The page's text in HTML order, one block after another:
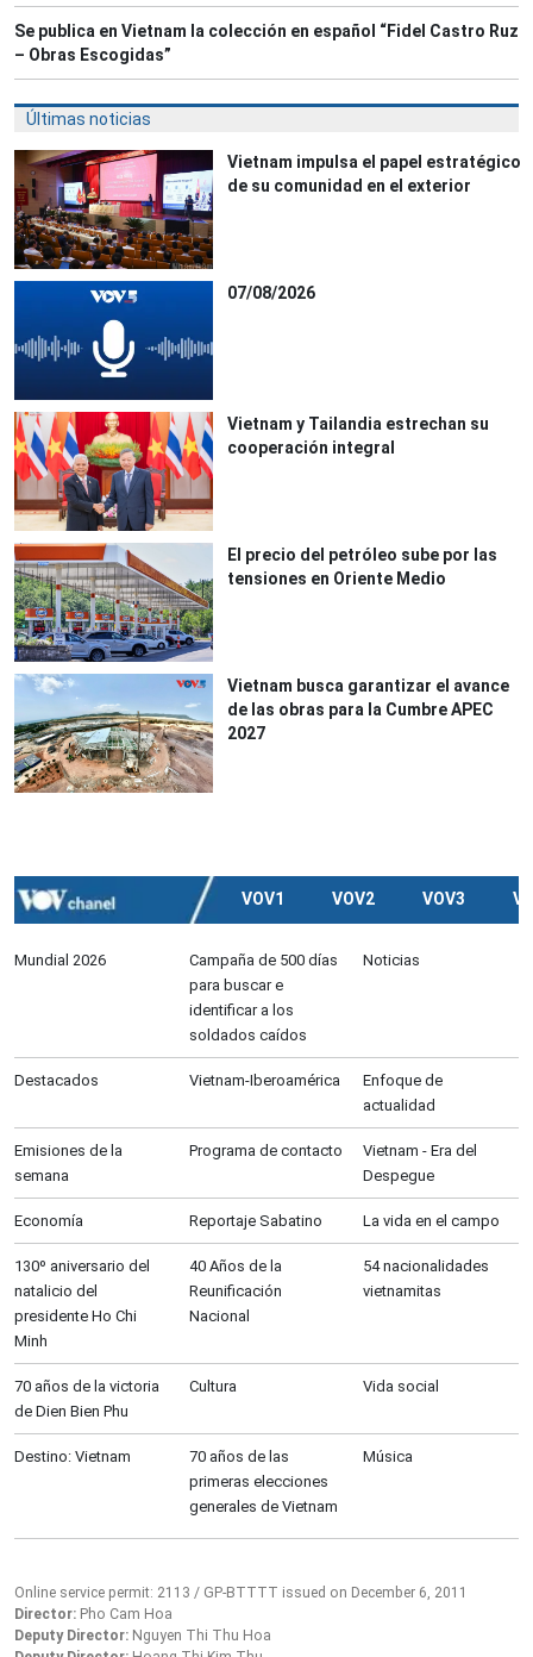
Se publica en Vietnam la colección en español “Fidel Castro Ruz
– Obras Escogidas”
Últimas noticias
Vietnam impulsa el papel estratégico
de su comunidad en el exterior
07/08/2026
Vietnam y Tailandia estrechan su
cooperación integral
El precio del petróleo sube por las
tensiones en Oriente Medio
Vietnam busca garantizar el avance
de las obras para la Cumbre APEC
2027
VOV1 VOV2 VOV3
Mundial 2026
Campaña de 500 días
para buscar e
identificar a los
soldados caídos
Noticias
Destacados Vietnam-Iberoamérica
Enfoque de
actualidad
Emisiones de la
semana
Programa de contacto
Vietnam - Era del
Despegue
Economía Reportaje Sabatino La vida en el campo
130º aniversario del
natalicio del
presidente Ho Chi
Minh
40 Años de la
Reunificación
Nacional
54 nacionalidades
vietnamitas
70 años de la victoria
de Dien Bien Phu
Cultura Vida social
Destino: Vietnam
70 años de las
primeras elecciones
generales de Vietnam
Música
Online service permit: 2113 / GP-BTTTT issued on December 6, 2011
Director: Pho Cam Hoa
Deputy Director: Nguyen Thi Thu Hoa